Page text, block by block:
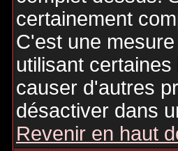
certainement
C'est une
utilisant
causer d'autres
désactiver dans
Revenir en haut